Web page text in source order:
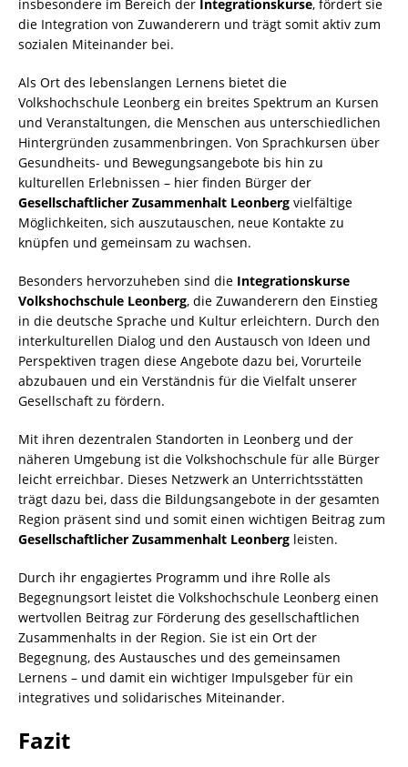
insbesondere im Bereich der Integrationskurse, fördert sie
die Integration von Zuwanderern und trägt somit aktiv zum
sozialen Miteinander bei.
Als Ort des lebenslangen Lernens bietet die
Volkshochschule Leonberg ein breites Spektrum an Kursen
und Veranstaltungen, die Menschen aus unterschiedlichen
Hintergründen zusammenbringen. Von Sprachkursen über
Gesundheits- und Bewegungsangebote bis hin zu
kulturellen Erlebnissen – hier finden Bürger der
Gesellschaftlicher Zusammenhalt Leonberg vielfältige
Möglichkeiten, sich auszutauschen, neue Kontakte zu
knüpfen und gemeinsam zu wachsen.
Besonders hervorzuheben sind die Integrationskurse
Volkshochschule Leonberg, die Zuwanderern den Einstieg
in die deutsche Sprache und Kultur erleichtern. Durch den
interkulturellen Dialog und den Austausch von Ideen und
Perspektiven tragen diese Angebote dazu bei, Vorurteile
abzubauen und ein Verständnis für die Vielfalt unserer
Gesellschaft zu fördern.
Mit ihren dezentralen Standorten in Leonberg und der
näheren Umgebung ist die Volkshochschule für alle Bürger
leicht erreichbar. Dieses Netzwerk an Unterrichtsstätten
trägt dazu bei, dass die Bildungsangebote in der gesamten
Region präsent sind und somit einen wichtigen Beitrag zum
Gesellschaftlicher Zusammenhalt Leonberg leisten.
Durch ihr engagiertes Programm und ihre Rolle als
Begegnungsort leistet die Volkshochschule Leonberg einen
wertvollen Beitrag zur Förderung des gesellschaftlichen
Zusammenhalts in der Region. Sie ist ein Ort der
Begegnung, des Austausches und des gemeinsamen
Lernens – und damit ein wichtiger Impulsgeber für ein
integratives und solidarisches Miteinander.
Fazit